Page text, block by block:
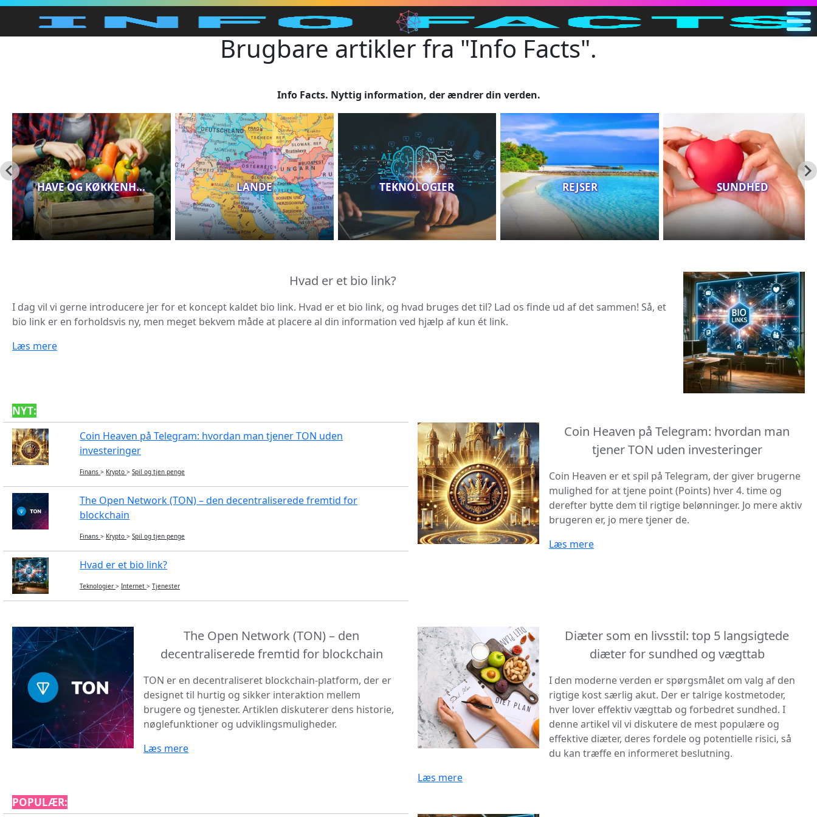
Andet
Brugbare artikler fra "Info Facts".
Info Facts. Nyttig information, der ændrer din verden.
HAVE OG KØKKENH... LANDE TEKNOLOGIER REJSER SUNDHED
Hvad er et bio link?
I dag vil vi gerne introducere jer for et koncept kaldet bio link. Hvad er et bio link, og hvad bruges det til? Lad os finde ud af det sammen! Så, et
bio link er en forholdsvis ny, men meget bekvem måde at placere al din information ved hjælp af kun ét link.
Læs mere
NYT:
Coin Heaven på Telegram: hvordan man tjener TON uden
investeringer
Finans> Krypto>Spil og tjen penge
The Open Network (TON) – den decentraliserede fremtid for
blockchain
Finans> Krypto>Spil og tjen penge
Hvad er et bio link?
Teknologier>Internet>Tjenester
Coin Heaven på Telegram: hvordan man
tjener TON uden investeringer
Coin Heaven er et spil på Telegram, der giver brugerne
mulighed for at tjene point (Points) hver 4. time og
derefter bytte dem til rigtige belønninger. Jo mere aktiv
brugeren er, jo mere tjener de.
Læs mere
The Open Network (TON) – den
decentraliserede fremtid for blockchain
TON er en decentraliseret blockchain-platform, der er
designet til hurtig og sikker interaktion mellem
brugere og tjenester. Artiklen diskuterer dens historie,
nøglefunktioner og udviklingsmuligheder.
Læs mere
Diæter som en livsstil: top 5 langsigtede
diæter for sundhed og vægttab
I den moderne verden er spørgsmålet om valg af den
rigtige kost særlig akut. Der er talrige kostmetoder,
hver lover effektiv vægttab og forbedret sundhed. I
denne artikel vil vi diskutere de mest populære og
effektive diæter, deres fordele og potentielle risici, så
du kan træffe en informeret beslutning.
Læs mere
POPULÆR: